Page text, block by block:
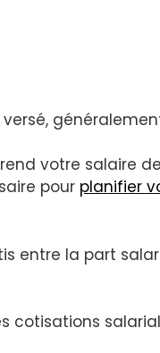
votre salaire
pour planifier
entre la part
cotisations